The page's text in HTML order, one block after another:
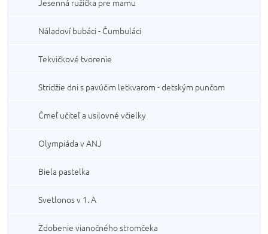
Jesenná ružička pre mamu
Náladoví bubáci - Čumbuláci
Tekvičkové tvorenie
Stridžie dni s pavúčim letkvarom - detským punčom
Čmeľ učiteľ a usilovné včielky
Olympiáda v ANJ
Biela pastelka
Svetlonos v 1. A
Zdobenie vianočného stromčeka